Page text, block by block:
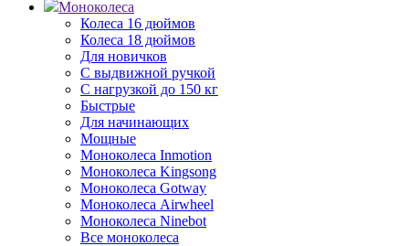
Моноколеса
Колеса 16 дюймов
Колеса 18 дюймов
Для новичков
С выдвижной ручкой
С нагрузкой до 150 кг
Быстрые
Для начинающих
Мощные
Моноколеса Inmotion
Моноколеса Kingsong
Моноколеса Gotway
Моноколеса Airwheel
Моноколеса Ninebot
Все моноколеса